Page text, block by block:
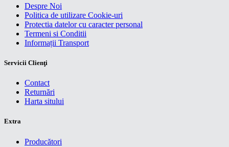
Despre Noi
Politica de utilizare Cookie-uri
Protectia datelor cu caracter personal
Termeni si Conditii
Informații Transport
Servicii Clienţi
Contact
Returnări
Harta sitului
Extra
Producători